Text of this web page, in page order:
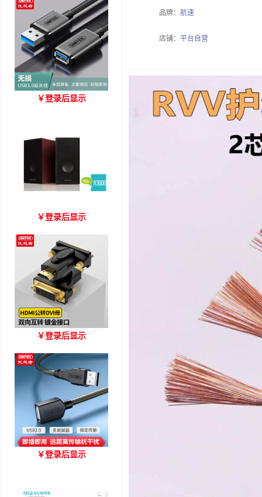
优越者Y-C479国标无氧铜
￥登录后显示
爱琴海 A3000 木质音箱
￥登录后显示
优越者HDMI转DVI双向互
￥登录后显示
优越者Y-C416A 国标
￥登录后显示
品牌： 航速
店铺： 平台自营